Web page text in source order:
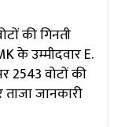
की गिनती
के उम्मीदवार E.
2543 वोटों की
जानकारी